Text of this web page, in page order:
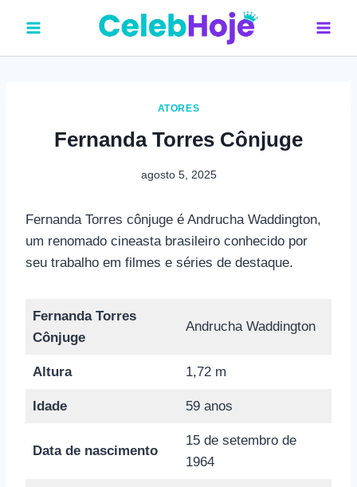
o
ATORES
Fernanda Torres Cônjuge
agosto 5, 2025
Fernanda Torres cônjuge é Andrucha Waddington,
um renomado cineasta brasileiro conhecido por
seu trabalho em filmes e séries de destaque.
Fernanda Torres
Cônjuge
Andrucha Waddington
Altura 1,72 m
Idade 59 anos
Data de nascimento
15 de setembro de
1964